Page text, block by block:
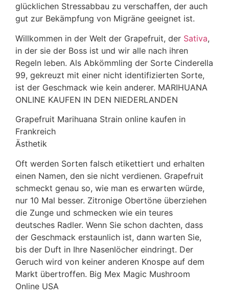
glücklichen Stressabbau zu verschaffen, der auch
gut zur Bekämpfung von Migräne geeignet ist.
Willkommen in der Welt der Grapefruit, der Sativa,
in der sie der Boss ist und wir alle nach ihren
Regeln leben. Als Abkömmling der Sorte Cinderella
99, gekreuzt mit einer nicht identifizierten Sorte,
ist der Geschmack wie kein anderer. MARIHUANA
ONLINE KAUFEN IN DEN NIEDERLANDEN
Grapefruit Marihuana Strain online kaufen in
Frankreich
Ästhetik
Oft werden Sorten falsch etikettiert und erhalten
einen Namen, den sie nicht verdienen. Grapefruit
schmeckt genau so, wie man es erwarten würde,
nur 10 Mal besser. Zitronige Obertöne überziehen
die Zunge und schmecken wie ein teures
deutsches Radler. Wenn Sie schon dachten, dass
der Geschmack erstaunlich ist, dann warten Sie,
bis der Duft in Ihre Nasenlöcher eindringt. Der
Geruch wird von keiner anderen Knospe auf dem
Markt übertroffen. Big Mex Magic Mushroom
Online USA